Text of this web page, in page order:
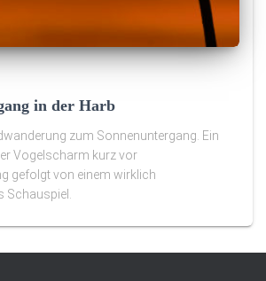
in der Harb
zum Sonnenuntergang. Ein
Vogelscharm kurz vor
gefolgt von einem wirklich
Schauspiel.